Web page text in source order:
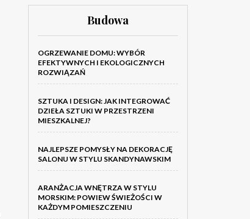
Budowa
OGRZEWANIE DOMU: WYBÓR
EFEKTYWNYCH I EKOLOGICZNYCH
ROZWIĄZAŃ
SZTUKA I DESIGN: JAK INTEGROWAĆ
DZIEŁA SZTUKI W PRZESTRZENI
MIESZKALNEJ?
NAJLEPSZE POMYSŁY NA DEKORACJĘ
SALONU W STYLU SKANDYNAWSKIM
ARANŻACJA WNĘTRZA W STYLU
MORSKIM: POWIEW ŚWIEŻOŚCI W
KAŻDYM POMIESZCZENIU